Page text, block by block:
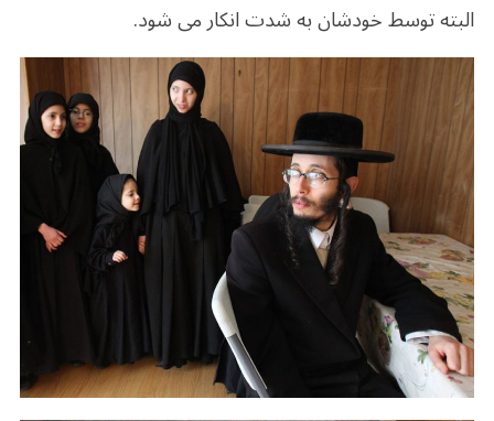
البته توسط خودشان به شدت انکار می شود.